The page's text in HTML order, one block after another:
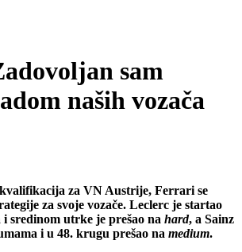
sam
naših vozača
za VN Austrije, Ferrari se
za svoje vozače. Leclerc je startao
i sredinom utrke je prešao na hard, a Sainz
i u 48. krugu prešao na medium.